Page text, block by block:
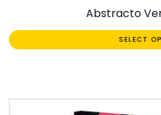
Abstracto
SELECT